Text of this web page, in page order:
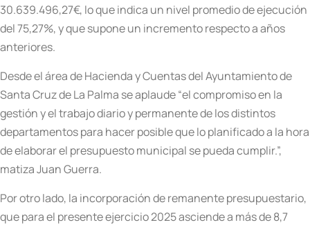
30.639.496,27€, lo que indica un nivel promedio de ejecución
del 75,27%, y que supone un incremento respecto a años
anteriores.
Desde el área de Hacienda y Cuentas del Ayuntamiento de
Santa Cruz de La Palma se aplaude “el compromiso en la
gestión y el trabajo diario y permanente de los distintos
departamentos para hacer posible que lo planificado a la hora
de elaborar el presupuesto municipal se pueda cumplir.”,
matiza Juan Guerra.
Por otro lado, la incorporación de remanente presupuestario,
que para el presente ejercicio 2025 asciende a más de 8,7